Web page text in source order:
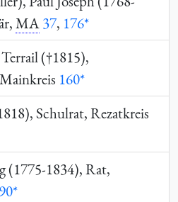
MA37, 176*
(†1815),
160*
Schulrat, Rezatkreis
(1775-1834), Rat,